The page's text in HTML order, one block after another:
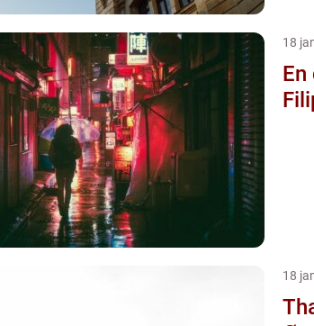
18
18